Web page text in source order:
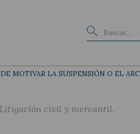
Buscar
MOTIVAR LA SUSPENSIÓN O EL
Litigación civil y mercantil